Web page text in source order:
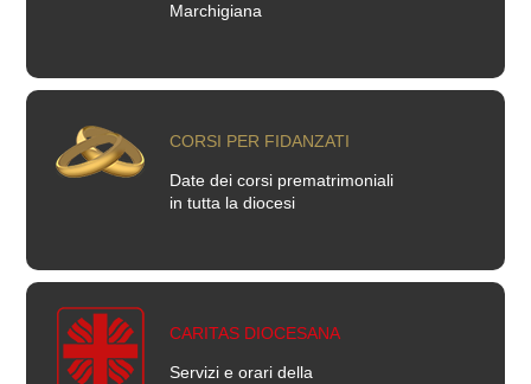
Marchigiana
CORSI PER FIDANZATI
Date dei corsi prematrimoniali
in tutta la diocesi
CARITAS DIOCESANA
Servizi e orari della